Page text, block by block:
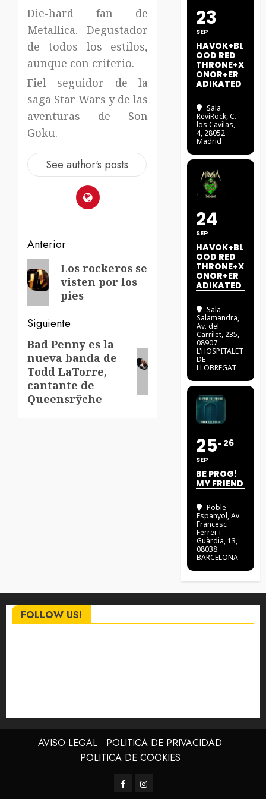
Die-hard fan de
Metallica. Degustador
de todos los estilos,
aunque con criterio.
Fiel seguidor de la
saga Star Wars y de las
aventuras de Son
Goku.
See author's posts
Navegación
de
entradas
Anterior
Entrada
anterior:
Los rockeros se
visten por los
pies
Siguiente
Siguiente
entrada:
Bad Penny es la
nueva banda de
Todd LaTorre,
cantante de
Queensrÿche
23
SEP
HAVOK+BL
OOD RED
THRONE+X
ONOR+ER
ADIKATED
Sala
ReviRock, C.
los Cavilas,
4, 28052
Madrid
24
SEP
HAVOK+BL
OOD RED
THRONE+X
ONOR+ER
ADIKATED
Sala
Salamandra,
Av. del
Carrilet, 235,
08907
L'HOSPITALET
DE
LLOBREGAT
25
SEP
26
BE PROG!
MY FRIEND
Poble
Espanyol, Av.
Francesc
Ferrer i
Guàrdia, 13,
08038
BARCELONA
FOLLOW US!
AVISO LEGAL
POLITICA DE PRIVACIDAD
POLITICA DE COOKIES
FacebookInstagram